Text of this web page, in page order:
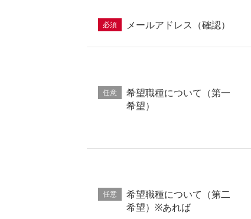
必須 メールアドレス（確認）
任意
希望職種について（第一
希望）
任意
希望職種について（第二
希望）※あれば